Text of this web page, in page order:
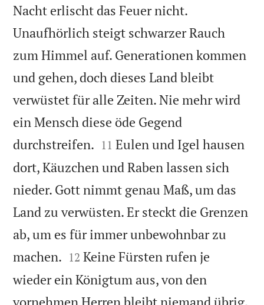
Nacht erlischt das Feuer nicht.
Unaufhörlich steigt schwarzer Rauch
zum Himmel auf. Generationen kommen
und gehen, doch dieses Land bleibt
verwüstet für alle Zeiten. Nie mehr wird
ein Mensch diese öde Gegend
durchstreifen. 

11 Eulen und Igel hausen
dort, Käuzchen und Raben lassen sich
nieder. Gott nimmt genau Maß, um das
Land zu verwüsten. Er steckt die Grenzen
ab, um es für immer unbewohnbar zu
machen. 

12 Keine Fürsten rufen je
wieder ein Königtum aus, von den